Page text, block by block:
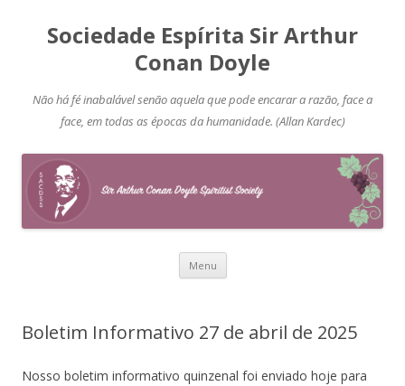
Sociedade Espírita Sir Arthur
Conan Doyle
Não há fé inabalável senão aquela que pode encarar a razão, face a
face, em todas as épocas da humanidade. (Allan Kardec)
Menu Pular
Boletim Informativo 27 de abril de 2025
Nosso boletim informativo quinzenal foi enviado hoje para